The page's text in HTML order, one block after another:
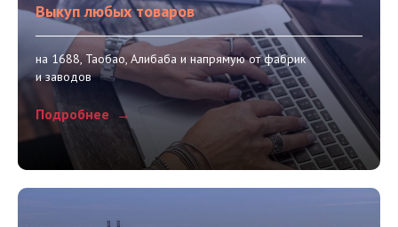
Выкуп любых товаров
на 1688, Таобао, Алибаба и напрямую от фабрик
и заводов
Подробнее